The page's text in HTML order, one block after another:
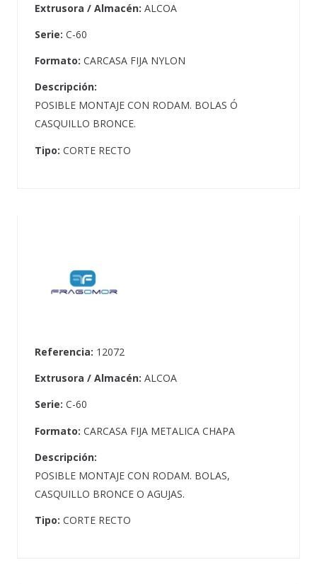
Extrusora / Almacén: ALCOA
Serie: C-60
Formato: CARCASA FIJA NYLON
Descripción:
POSIBLE MONTAJE CON RODAM. BOLAS Ó
CASQUILLO BRONCE.
Tipo: CORTE RECTO
Referencia: 12072
Extrusora / Almacén: ALCOA
Serie: C-60
Formato: CARCASA FIJA METALICA CHAPA
Descripción:
POSIBLE MONTAJE CON RODAM. BOLAS,
CASQUILLO BRONCE O AGUJAS.
Tipo: CORTE RECTO